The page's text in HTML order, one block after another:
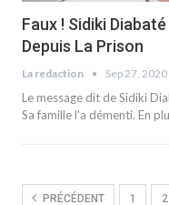
Faux ! Sidiki
Depuis La Prison
La redaction Sep 27, 2020
Le message dit de Sidiki
Sa famille l'a démenti. En
PRÉCÉDENT 1 2